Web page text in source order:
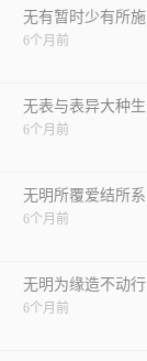
无有暂时少有所施
6个月前
无表与表异大种生
6个月前
无明所覆爱结所系
6个月前
无明为缘造不动行
6个月前